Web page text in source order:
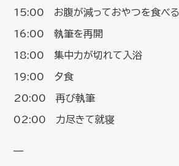
15:00 お腹が減っておやつを食べる
16:00 執筆を再開
18:00 集中力が切れて入浴
19:00 夕食
20:00 再び執筆
02:00 力尽きて就寝
—